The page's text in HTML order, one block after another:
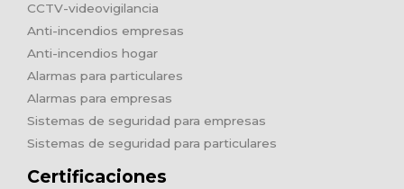
CCTV-videovigilancia
Anti-incendios empresas
Anti-incendios hogar
Alarmas para particulares
Alarmas para empresas
Sistemas de seguridad para empresas
Sistemas de seguridad para particulares
Certificaciones